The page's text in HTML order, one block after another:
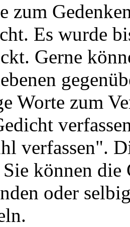
zum
Es wurde
Gerne
Worte zum
verfassen".
können die
oder